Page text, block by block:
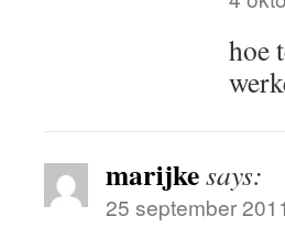
hoe
marijkesays:
25 september